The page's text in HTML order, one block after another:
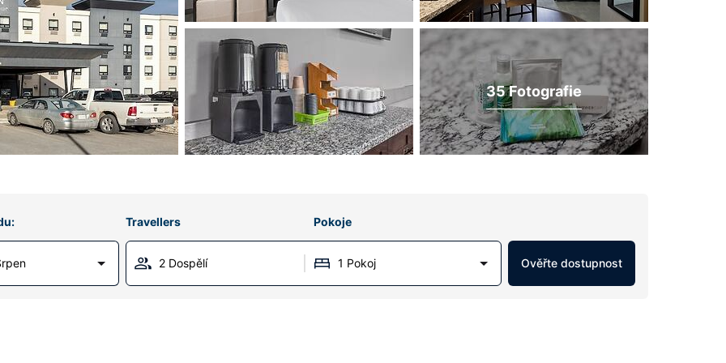
35 Fotografie
Travellers Pokoje
2 Dospělí 1 Pokoj Ověřte dostupnost